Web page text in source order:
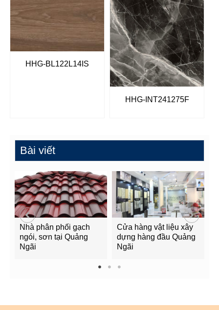
HHG-BL122L14IS
HHG-INT241275F
Bài viết
Nhà phân phối gạch
ngói, sơn tại Quảng
Ngãi
Cửa hàng vật liệu xây
dựng hàng đầu Quảng
Ngãi
1 2 3